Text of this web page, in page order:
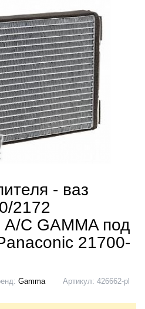
- ваз
2172
C GAMMA под
21700-
Gamma Артикул: 426662-pl